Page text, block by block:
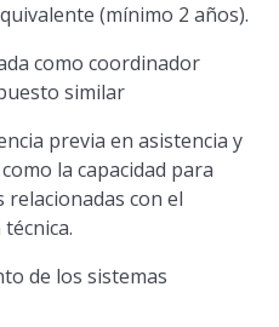
(mínimo 2 años).
como coordinador
similar
previa en asistencia y
la capacidad para
con el
de los sistemas